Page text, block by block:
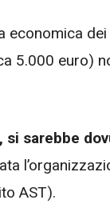
economica
5.000 euro)
sarebbe
AST).